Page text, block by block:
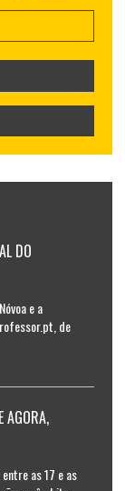
DO
e a
de
AGORA,
as 17 e as